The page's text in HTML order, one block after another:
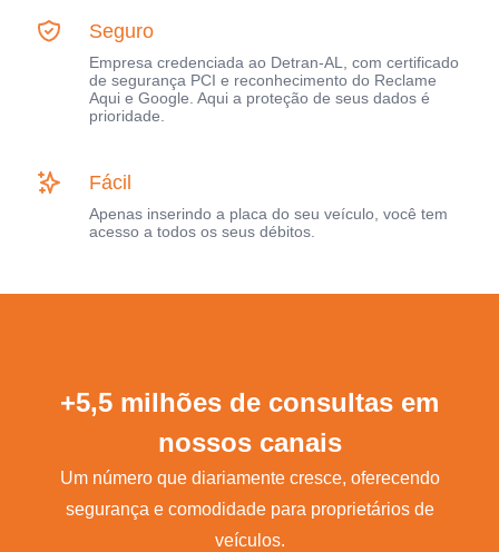
Seguro
Empresa credenciada ao Detran-AL, com certificado
de segurança PCI e reconhecimento do Reclame
Aqui e Google. Aqui a proteção de seus dados é
prioridade.
Fácil
Apenas inserindo a placa do seu veículo, você tem
acesso a todos os seus débitos.
+5,5 milhões de consultas em
nossos canais
Um número que diariamente cresce, oferecendo
segurança e comodidade para proprietários de
veículos.